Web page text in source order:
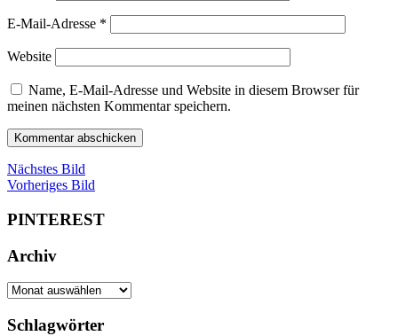
E-Mail-Adresse *
Website
Name, E-Mail-Adresse und Website in diesem Browser für
meinen nächsten Kommentar speichern.
Nächstes Bild
Vorheriges Bild
PINTEREST
Archiv
Archiv
Schlagwörter